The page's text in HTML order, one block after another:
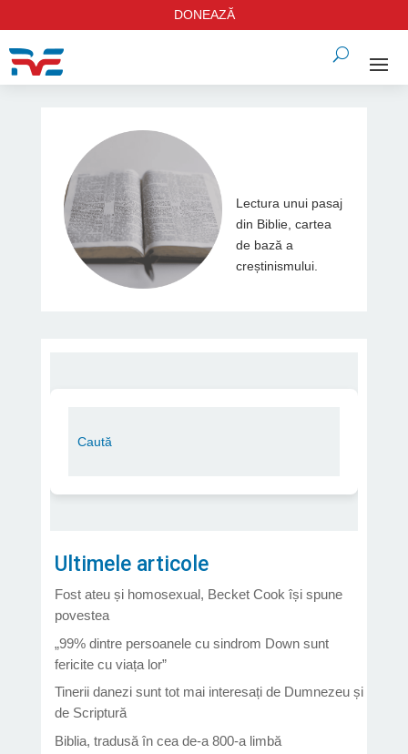
DONEAZĂ
Lectura unui pasaj
din Biblie, cartea
de bază a
creștinismului.
Ultimele articole
Fost ateu și homosexual, Becket Cook își spune
povestea
„99% dintre persoanele cu sindrom Down sunt
fericite cu viața lor”
Tinerii danezi sunt tot mai interesați de Dumnezeu și
de Scriptură
Biblia, tradusă în cea de-a 800-a limbă